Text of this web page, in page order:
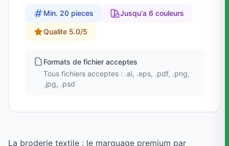
Min. 20 pieces Jusqu'a 6 couleurs
Qualite 5.0/5
Formats de fichier acceptes
Tous fichiers acceptes : .ai, .eps, .pdf, .png,
.jpg, .psd
La broderie textile : le marquage premium par